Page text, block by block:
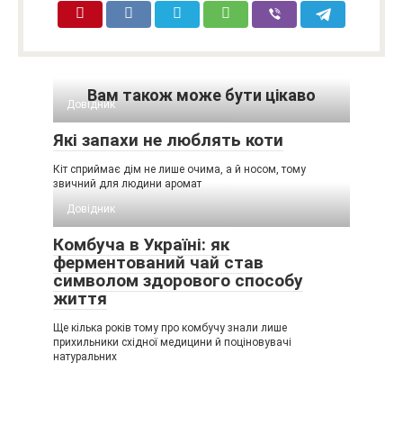
Вам також може бути цікаво
Довідник
Які запахи не люблять коти
Кіт сприймає дім не лише очима, а й носом, тому
звичний для людини аромат
Довідник
Комбуча в Україні: як
ферментований чай став
символом здорового способу
життя
Ще кілька років тому про комбучу знали лише
прихильники східної медицини й поціновувачі
натуральних